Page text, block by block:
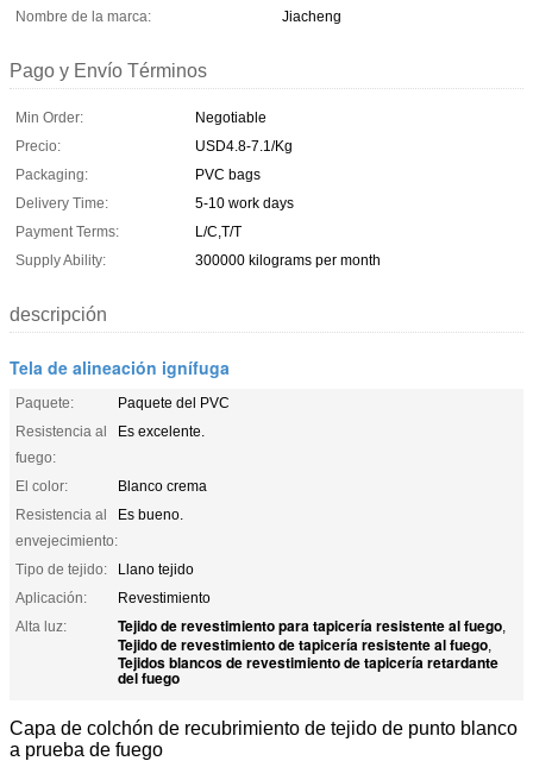
Nombre de la marca:
Jiacheng
Pago y Envío Términos
Min Order:
Negotiable
Precio:
USD4.8-7.1/Kg
Packaging:
PVC bags
Delivery Time:
5-10 work days
Payment Terms:
L/C,T/T
Supply Ability:
300000 kilograms per month
descripción
Tela de alineación ignífuga
Paquete:
Paquete del PVC
Resistencia al
fuego:
Es excelente.
El color:
Blanco crema
Resistencia al
envejecimiento:
Es bueno.
Tipo de tejido:
Llano tejido
Aplicación:
Revestimiento
Alta luz:
Tejido de revestimiento para tapicería resistente al fuego,
Tejido de revestimiento de tapicería resistente al fuego,
Tejidos blancos de revestimiento de tapicería retardante
del fuego
Capa de colchón de recubrimiento de tejido de punto blanco
a prueba de fuego